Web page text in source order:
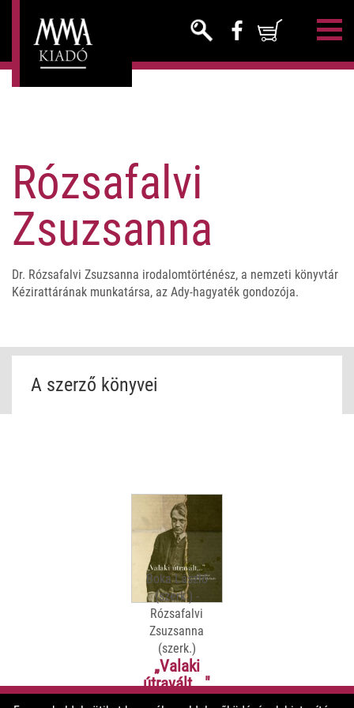
Rózsafalvi
Zsuzsanna
Dr. Rózsafalvi Zsuzsanna irodalomtörténész, a nemzeti könyvtár
Kézirattárának munkatársa, az Ady-hagyaték gondozója.
A szerző könyvei
Boka László
(szerk.) -
Rózsafalvi
Zsuzsanna
(szerk.)
„Valaki
útravált..."